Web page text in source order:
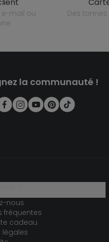
des
la communauté !
nous
fréquentes
cadeau
légales